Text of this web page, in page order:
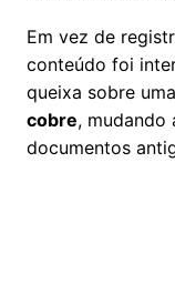
Em vez de
conteúdo foi
queixa sobre
cobre, mudando
documentos